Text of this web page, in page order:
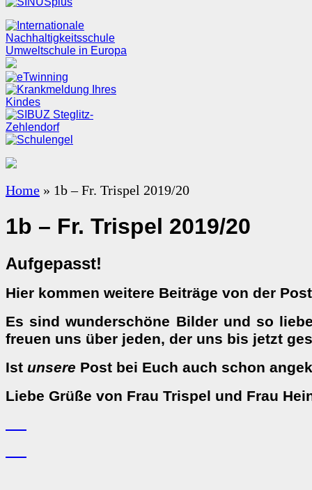
Home » 1b – Fr. Trispel 2019/20
1b – Fr. Trispel 2019/20
Aufgepasst!
Hier kommen weitere Beiträge von der
Es sind wunderschöne Bilder und so
freuen uns über jeden, der uns bis jetzt
Ist unsere Post bei Euch auch schon
Liebe Grüße von Frau Trispel und Frau